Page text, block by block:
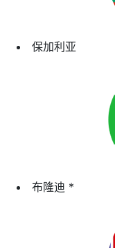
保加利亚
布隆迪 *